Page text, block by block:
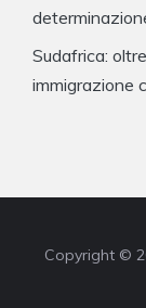
Sudafrica:
immigrazione
Copyright ©